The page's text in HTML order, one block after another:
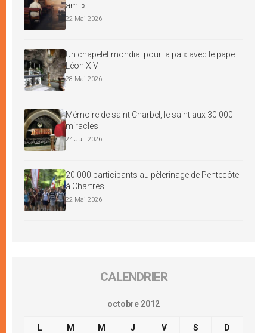
ami »
22 Mai 2026
Un chapelet mondial pour la paix avec le pape
Léon XIV
28 Mai 2026
Mémoire de saint Charbel, le saint aux 30 000
miracles
24 Juil 2026
20 000 participants au pèlerinage de Pentecôte
à Chartres
22 Mai 2026
CALENDRIER
octobre 2012
L M M J V S D